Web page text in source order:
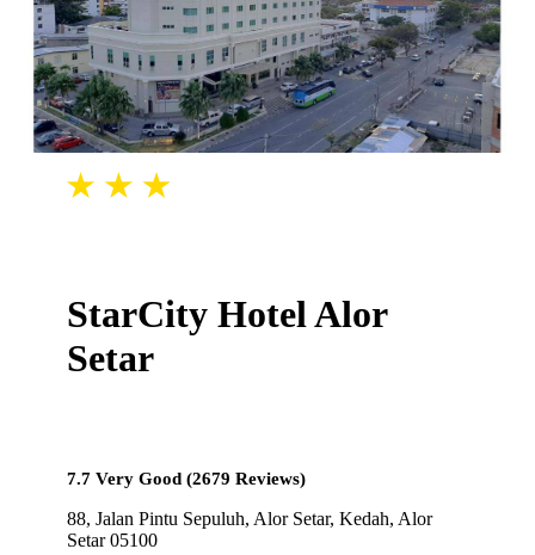
StarCity Hotel Alor
Setar
7.7 Very Good (2679 Reviews)
88, Jalan Pintu Sepuluh, Alor Setar, Kedah, Alor
Setar 05100